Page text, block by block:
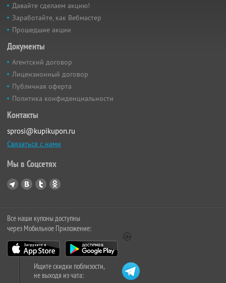
Давайте сделаем акцию!
Заработайте, как Вебмастер
Прошедшие акции
Документы
Агентский договор
Лицензионный договор
Публичная оферта
Политика конфиденциальности
Контакты
sprosi@kupikupon.ru
Связаться с нами
Мы в Соцсетях
Все наши купоны доступны
через Мобильное Приложение:
Ищите скидки поблизости,
не выходя из чата: